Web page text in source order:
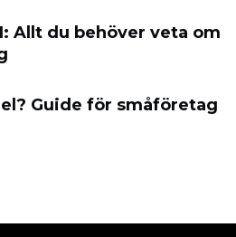
Allt du behöver veta om
Guide för småföretag